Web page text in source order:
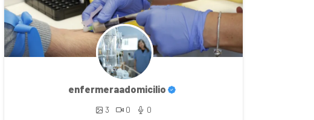
enfermeraadomicilio
3 0 0